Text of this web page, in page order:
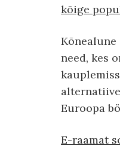
kõige
need, kes
Euroopa
E-raamat